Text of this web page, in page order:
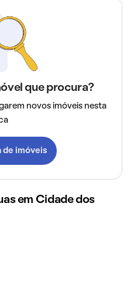
que procura?
novos imóveis nesta
de imóveis
em Cidade dos